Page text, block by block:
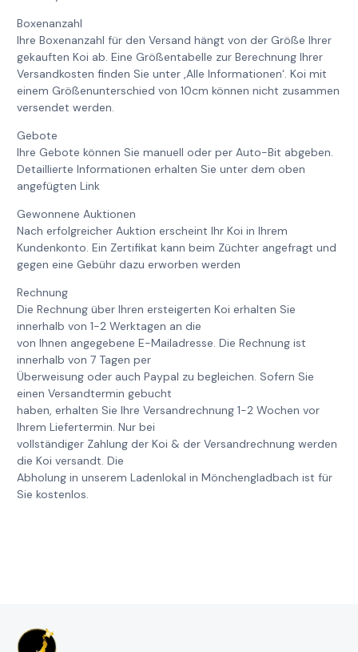
Boxenanzahl
Ihre Boxenanzahl für den Versand hängt von der Größe Ihrer
gekauften Koi ab. Eine Größentabelle zur Berechnung Ihrer
Versandkosten finden Sie unter ‚Alle Informationen‘. Koi mit
einem Größenunterschied von 10cm können nicht zusammen
versendet werden.
Gebote
Ihre Gebote können Sie manuell oder per Auto-Bit abgeben.
Detaillierte Informationen erhalten Sie unter dem oben
angefügten Link
Gewonnene Auktionen
Nach erfolgreicher Auktion erscheint Ihr Koi in Ihrem
Kundenkonto. Ein Zertifikat kann beim Züchter angefragt und
gegen eine Gebühr dazu erworben werden
Rechnung
Die Rechnung über Ihren ersteigerten Koi erhalten Sie
innerhalb von 1-2 Werktagen an die
von Ihnen angegebene E-Mailadresse. Die Rechnung ist
innerhalb von 7 Tagen per
Überweisung oder auch Paypal zu begleichen. Sofern Sie
einen Versandtermin gebucht
haben, erhalten Sie Ihre Versandrechnung 1-2 Wochen vor
Ihrem Liefertermin. Nur bei
vollständiger Zahlung der Koi & der Versandrechnung werden
die Koi versandt. Die
Abholung in unserem Ladenlokal in Mönchengladbach ist für
Sie kostenlos.